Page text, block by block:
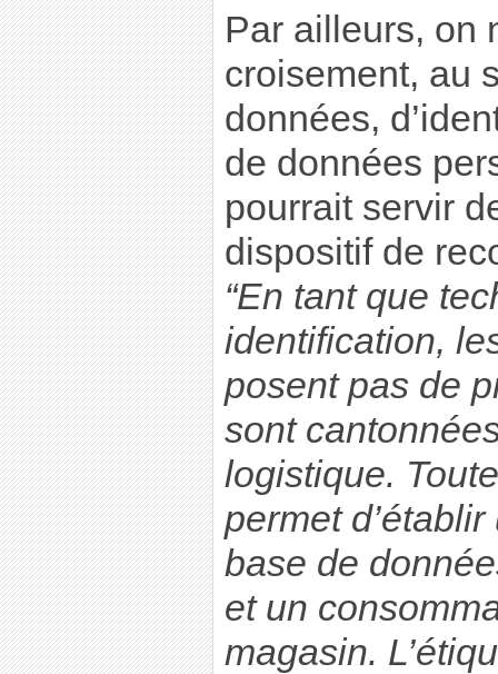
Par ailleurs, on
croisement, au
données,
de données
pourrait servir
dispositif de
“En tant que
identification,
posent pas de
sont
logistique.
permet
base de
et un
magasin.